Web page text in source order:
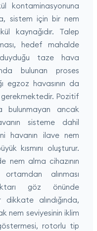
kontaminasyonuna
sistem için bir nem
kaynağıdır. Talep
hedef mahalde
taze hava
bulunan proses
egzoz havasının da
gerekmektedir. Pozitif
bulunmayan ancak
sisteme dahil
havanın ilave nem
kısmını oluşturur.
nem alma cihazının
alınması
göz önünde
dikkate alındığında,
nem seviyesinin iklim
rotorlu tip